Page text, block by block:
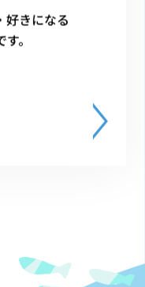
好きになる
。